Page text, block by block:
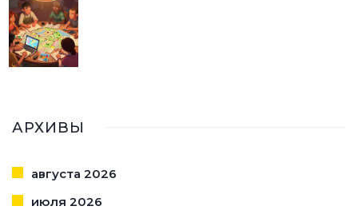
АРХИВЫ
августа 2026
июля 2026